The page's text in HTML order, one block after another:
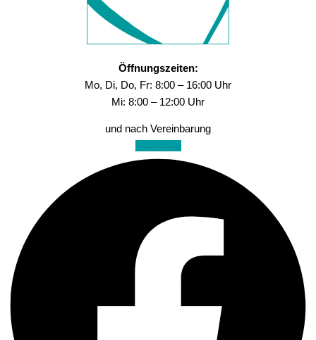
Öffnungszeiten:
Mo, Di, Do, Fr: 8:00 – 16:00 Uhr
Mi: 8:00 – 12:00 Uhr
und nach Vereinbarung